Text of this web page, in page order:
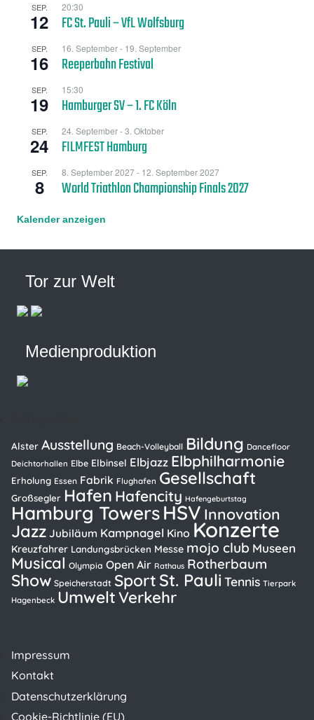
Tor zur Welt
Medienproduktion
SEP.
12
20:30
FC St. Pauli – VfL Wolfsburg
SEP.
16
16. September- 19. September
Reeperbahn Festival
SEP.
19
15:30
Hamburger SV – 1. FC Köln
SEP.
24
24. September-3. Oktober
FILMFEST Hamburg
SEP.
8
8. September 2027- 12. September 2027
World Triathlon Championship Finals 2027
Kalender anzeigen
Impressum
Kontakt
Datenschutzerklärung
Cookie-Richtlinie (EU)
Alster Ausstellung Beach-Volleyball Bildung Dancefloor
Deichtorhallen Elbe Elbinsel Elbjazz Elbphilharmonie
Erholung Essen Fabrik Flughafen Gesellschaft
Großsegler Hafen Hafencity Hafengeburtstag
Hamburg TowersHSV Innovation
Jazz Jubiläum Kampnagel Kino Konzerte
Kreuzfahrer Landungsbrücken Messe mojo club Museen
Musical Olympia Open Air Rathaus Rotherbaum
Show Speicherstadt Sport St. Pauli Tennis Tierpark
Hagenbeck UmweltVerkehr